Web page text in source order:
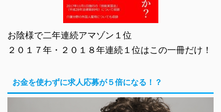
お陰様で二年連続アマゾン１位
２０１７年・２０１８年連続１位はこの一冊だけ！
お金を使わずに求人応募が５倍になる！？